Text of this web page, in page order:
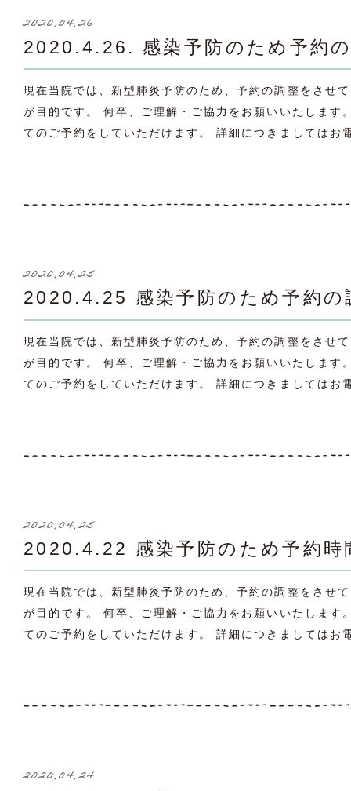
2020.04.26
2020.4.26. 感染予防のため予約
現在当院では、新型肺炎予防のため、予約の調整をさせ
が目的です。 何卒、ご理解・ご協力をお願いいたしま
てのご予約をしていただけます。 詳細につきましてはお
2020.04.25
2020.4.25 感染予防のため予約
現在当院では、新型肺炎予防のため、予約の調整をさせ
が目的です。 何卒、ご理解・ご協力をお願いいたしま
てのご予約をしていただけます。 詳細につきましてはお
2020.04.25
2020.4.22 感染予防のため予約
現在当院では、新型肺炎予防のため、予約の調整をさせ
が目的です。 何卒、ご理解・ご協力をお願いいたしま
てのご予約をしていただけます。 詳細につきましてはお
2020.04.24